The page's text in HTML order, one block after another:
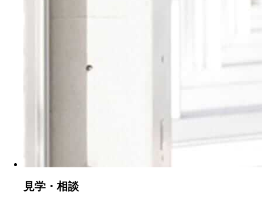
見学・相談